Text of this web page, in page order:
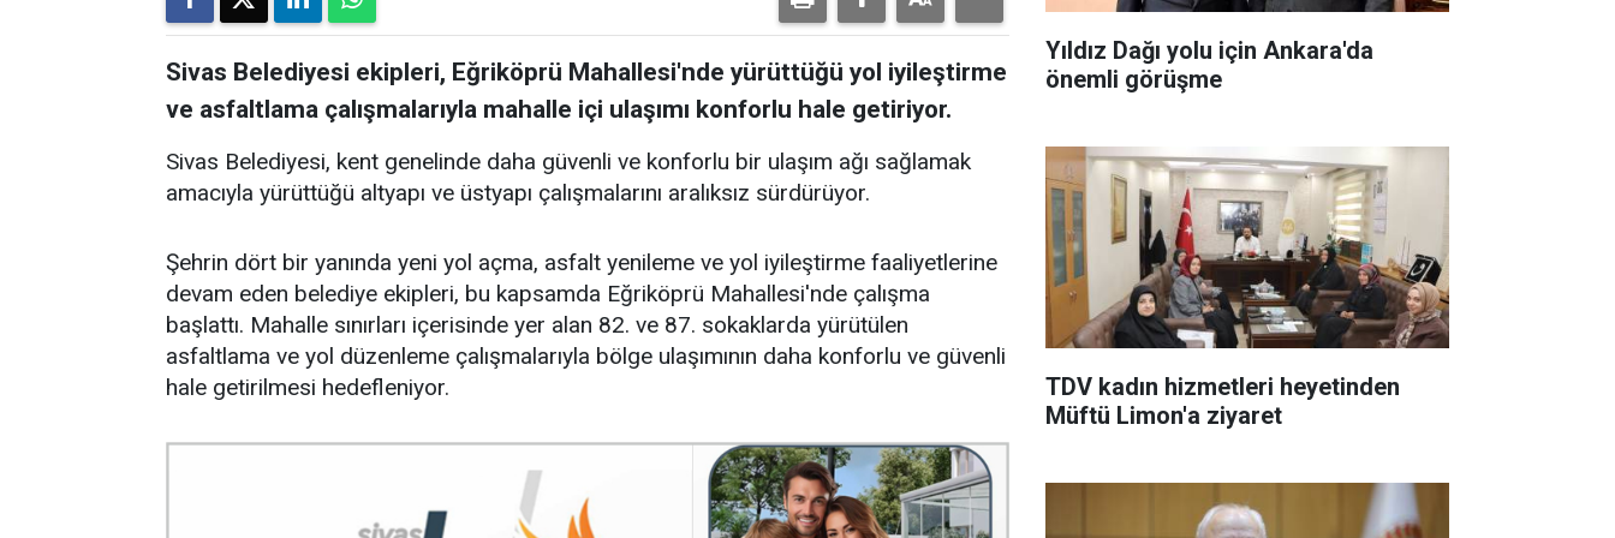
Sivas Belediyesi ekipleri, Eğriköprü Mahallesi'nde yürüttüğü yol iyileştirme
ve asfaltlama çalışmalarıyla mahalle içi ulaşımı konforlu hale getiriyor.
Sivas Belediyesi, kent genelinde daha güvenli ve konforlu bir ulaşım ağı sağlamak
amacıyla yürüttüğü altyapı ve üstyapı çalışmalarını aralıksız sürdürüyor.
Şehrin dört bir yanında yeni yol açma, asfalt yenileme ve yol iyileştirme faaliyetlerine
devam eden belediye ekipleri, bu kapsamda Eğriköprü Mahallesi'nde çalışma
başlattı. Mahalle sınırları içerisinde yer alan 82. ve 87. sokaklarda yürütülen
asfaltlama ve yol düzenleme çalışmalarıyla bölge ulaşımının daha konforlu ve güvenli
hale getirilmesi hedefleniyor.
Yıldız Dağı yolu için Ankara'da
önemli görüşme
TDV kadın hizmetleri heyetinden
Müftü Limon'a ziyaret